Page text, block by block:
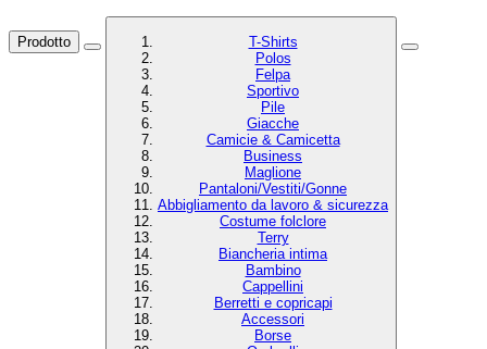
Prodotto
T-Shirts
Polos
Felpa
Sportivo
Pile
Giacche
Camicie & Camicetta
Business
Maglione
Pantaloni/Vestiti/Gonne
Abbigliamento da lavoro & sicurezza
Costume folclore
Terry
Biancheria intima
Bambino
Cappellini
Berretti e copricapi
Accessori
Borse